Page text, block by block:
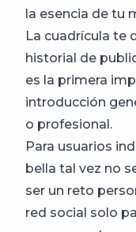
la esencia de tu
La cuadrícula te
historial de
es la primera
introducción
o profesional.
Para usuarios
bella tal vez no
ser un reto
red social solo